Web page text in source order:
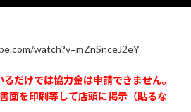
watch?v=mZnSnceJ2eY
だけでは協力金は申請できません。
面を印刷等して店頭に掲示（貼るな